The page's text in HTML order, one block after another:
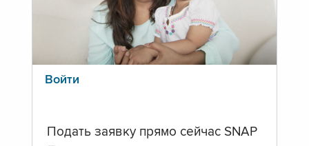
Войти
Подать заявку прямо сейчас SNAP